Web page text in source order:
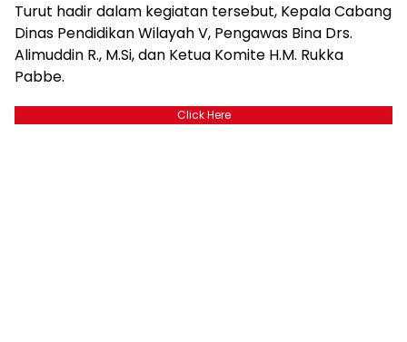
Turut hadir dalam kegiatan tersebut, Kepala Cabang
Dinas Pendidikan Wilayah V, Pengawas Bina Drs.
Alimuddin R., M.Si, dan Ketua Komite H.M. Rukka
Pabbe.
Click Here